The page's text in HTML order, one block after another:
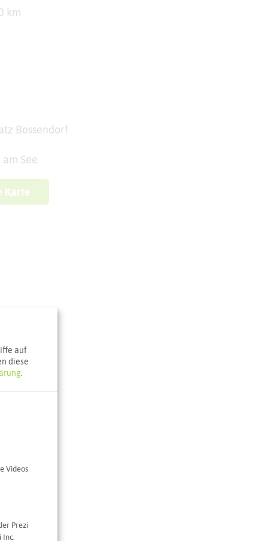
km
Bossendorf
See
Karte
auf
diese
.
Videos
Prezi
Inc.